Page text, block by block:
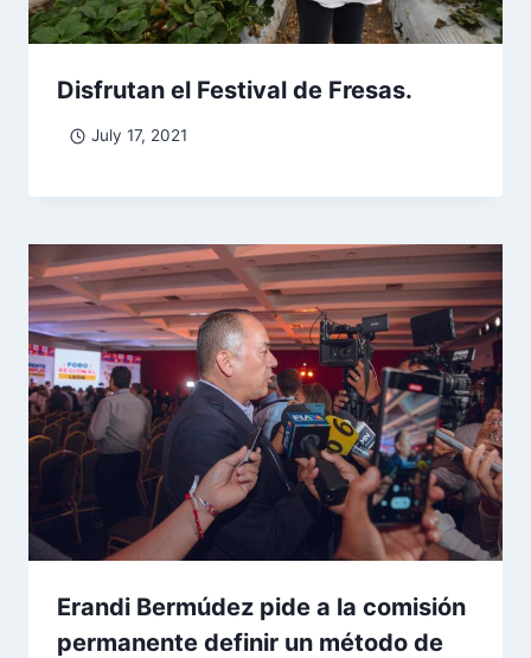
Disfrutan el Festival de Fresas.
July 17, 2021
Erandi Bermúdez pide a la comisión
permanente definir un método de